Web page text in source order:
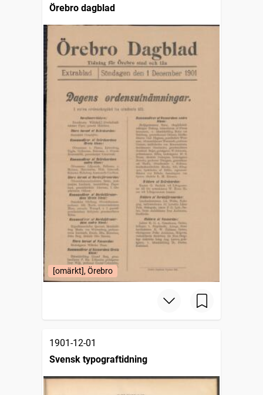
Örebro dagblad
[omärkt], Örebro
1901-12-01
Svensk typograftidning